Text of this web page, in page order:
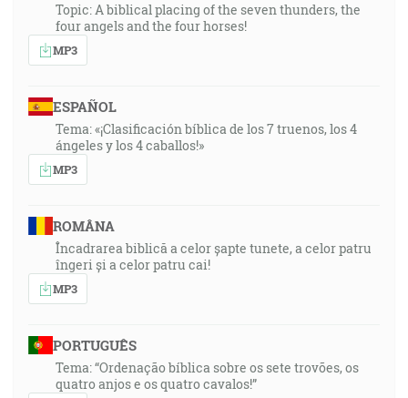
Topic: A biblical placing of the seven thunders, the
four angels and the four horses!
MP3
ESPAÑOL
Tema: «¡Clasificación bíblica de los 7 truenos, los 4
ángeles y los 4 caballos!»
MP3
ROMÂNA
Încadrarea biblică a celor șapte tunete, a celor patru
îngeri și a celor patru cai!
MP3
PORTUGUÊS
Tema: “Ordenação bíblica sobre os sete trovões, os
quatro anjos e os quatro cavalos!”